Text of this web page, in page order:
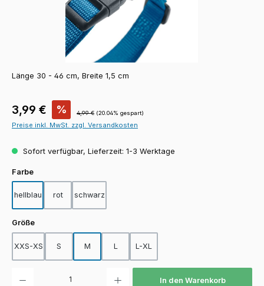
Länge 30 - 46 cm, Breite 1,5 cm
Verkaufspreis:
3,99 € % Regulärer Preis:
4,99 € (20.04% gespart)
Preise inkl. MwSt. zzgl. Versandkosten
Sofort verfügbar, Lieferzeit: 1-3 Werktage
Farbeauswählen
hellblau rot schwarz
Größeauswählen
XXS-XS S M L L-XL
In den Warenkorb